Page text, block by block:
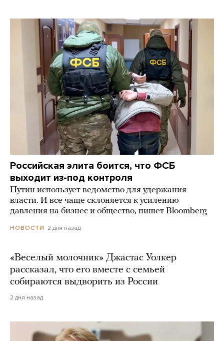
Российская элита боится, что ФСБ
выходит из-под контроля
Путин использует ведомство для удержания
власти. И все чаще склоняется к усилению
давления на бизнес и общество, пишет Bloomberg
НОВОСТИ 2 дня назад
«Веселый молочник» Джастас Уолкер
рассказал, что его вместе с семьей
собираются выдворить из России
2 дня назад